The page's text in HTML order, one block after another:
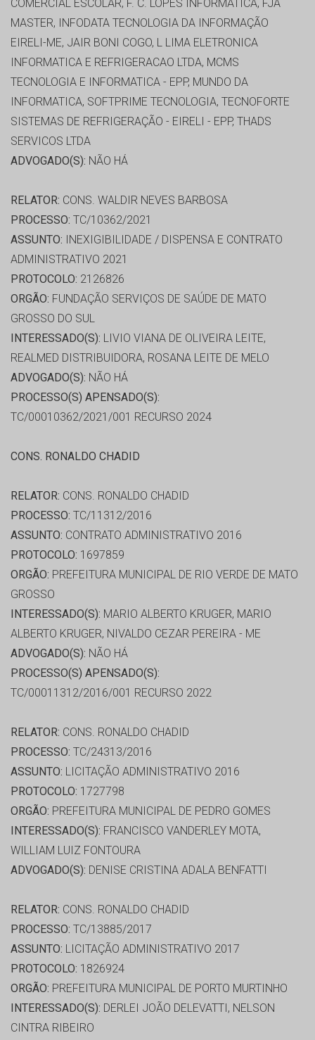
COMERCIAL ESCOLAR, F. C. LOPES INFORMATICA, FJA
MASTER, INFODATA TECNOLOGIA DA INFORMAÇÃO
EIRELI-ME, JAIR BONI COGO, L LIMA ELETRONICA
INFORMATICA E REFRIGERACAO LTDA, MCMS
TECNOLOGIA E INFORMATICA - EPP, MUNDO DA
INFORMATICA, SOFTPRIME TECNOLOGIA, TECNOFORTE
SISTEMAS DE REFRIGERAÇÃO - EIRELI - EPP, THADS
SERVICOS LTDA
ADVOGADO(S): NÃO HÁ
RELATOR: CONS. WALDIR NEVES BARBOSA
PROCESSO: TC/10362/2021
ASSUNTO: INEXIGIBILIDADE / DISPENSA E CONTRATO
ADMINISTRATIVO 2021
PROTOCOLO: 2126826
ORGÃO: FUNDAÇÃO SERVIÇOS DE SAÚDE DE MATO
GROSSO DO SUL
INTERESSADO(S): LIVIO VIANA DE OLIVEIRA LEITE,
REALMED DISTRIBUIDORA, ROSANA LEITE DE MELO
ADVOGADO(S): NÃO HÁ
PROCESSO(S) APENSADO(S):
TC/00010362/2021/001 RECURSO 2024
CONS. RONALDO CHADID
RELATOR: CONS. RONALDO CHADID
PROCESSO: TC/11312/2016
ASSUNTO: CONTRATO ADMINISTRATIVO 2016
PROTOCOLO: 1697859
ORGÃO: PREFEITURA MUNICIPAL DE RIO VERDE DE MATO
GROSSO
INTERESSADO(S): MARIO ALBERTO KRUGER, MARIO
ALBERTO KRUGER, NIVALDO CEZAR PEREIRA - ME
ADVOGADO(S): NÃO HÁ
PROCESSO(S) APENSADO(S):
TC/00011312/2016/001 RECURSO 2022
RELATOR: CONS. RONALDO CHADID
PROCESSO: TC/24313/2016
ASSUNTO: LICITAÇÃO ADMINISTRATIVO 2016
PROTOCOLO: 1727798
ORGÃO: PREFEITURA MUNICIPAL DE PEDRO GOMES
INTERESSADO(S): FRANCISCO VANDERLEY MOTA,
WILLIAM LUIZ FONTOURA
ADVOGADO(S): DENISE CRISTINA ADALA BENFATTI
RELATOR: CONS. RONALDO CHADID
PROCESSO: TC/13885/2017
ASSUNTO: LICITAÇÃO ADMINISTRATIVO 2017
PROTOCOLO: 1826924
ORGÃO: PREFEITURA MUNICIPAL DE PORTO MURTINHO
INTERESSADO(S): DERLEI JOÃO DELEVATTI, NELSON
CINTRA RIBEIRO